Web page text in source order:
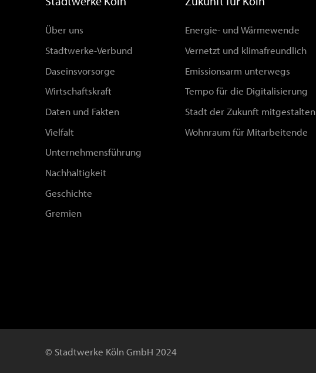
Über uns
Stadtwerke-Verbund
Daseinsvorsorge
Wirtschaftskraft
Daten und Fakten
Vielfalt
Unternehmensführung
Nachhaltigkeit
Geschichte
Gremien
Energie- und Wärmewende
Vernetzt und klimafreundlich
Emissionsarm unterwegs
Tempo für die Digitalisierung
Stadt der Zukunft mitgestalten
Wohnraum für Mitarbeitende
© Stadtwerke Köln GmbH 2024